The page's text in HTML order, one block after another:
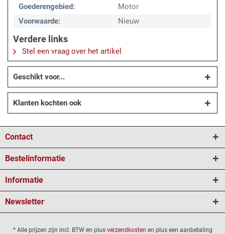
Goederengebied:
Motor
Voorwaarde:
Nieuw
Verdere links
Stel een vraag over het artikel
Geschikt voor...
Klanten kochten ook
Contact
Bestelinformatie
Informatie
Newsletter
* Alle prijzen zijn incl. BTW en plus verzendkosten en plus een aanbetaling